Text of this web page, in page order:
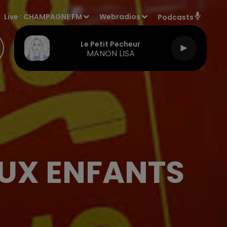
Live : CHAMPAGNE FM Webradios Podcasts
Le Petit Pecheur
MANON LISA
ENFANTS